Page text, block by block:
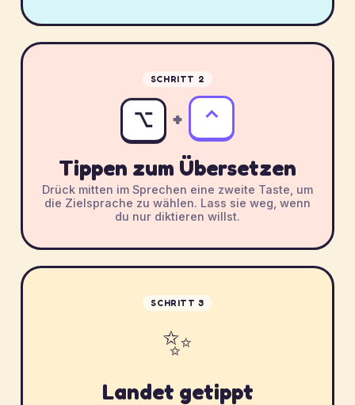
SCHRITT 2
⌥ + ⌃
Tippen zum Übersetzen
Drück mitten im Sprechen eine zweite Taste, um
die Zielsprache zu wählen. Lass sie weg, wenn
du nur diktieren willst.
SCHRITT 3
✨
Landet getippt